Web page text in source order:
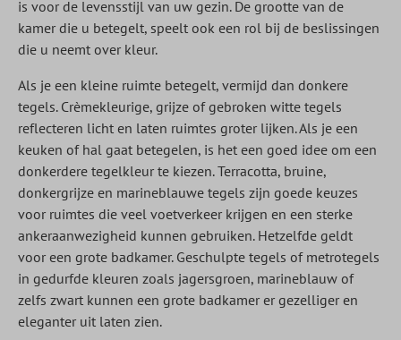
is voor de levensstijl van uw gezin. De grootte van de
kamer die u betegelt, speelt ook een rol bij de beslissingen
die u neemt over kleur.
Als je een kleine ruimte betegelt, vermijd dan donkere
tegels. Crèmekleurige, grijze of gebroken witte tegels
reflecteren licht en laten ruimtes groter lijken. Als je een
keuken of hal gaat betegelen, is het een goed idee om een
donkerdere tegelkleur te kiezen. Terracotta, bruine,
donkergrijze en marineblauwe tegels zijn goede keuzes
voor ruimtes die veel voetverkeer krijgen en een sterke
ankeraanwezigheid kunnen gebruiken. Hetzelfde geldt
voor een grote badkamer. Geschulpte tegels of metrotegels
in gedurfde kleuren zoals jagersgroen, marineblauw of
zelfs zwart kunnen een grote badkamer er gezelliger en
eleganter uit laten zien.